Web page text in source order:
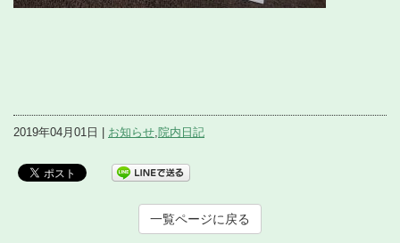
2019年04月01日 | お知らせ,院内日記
一覧ページに戻る